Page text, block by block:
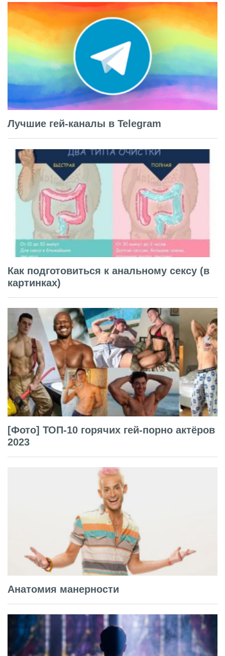
Лучшие гей-каналы в Telegram
Как подготовиться к анальному сексу (в
картинках)
[Фото] ТОП-10 горячих гей-порно актёров
2023
Анатомия манерности